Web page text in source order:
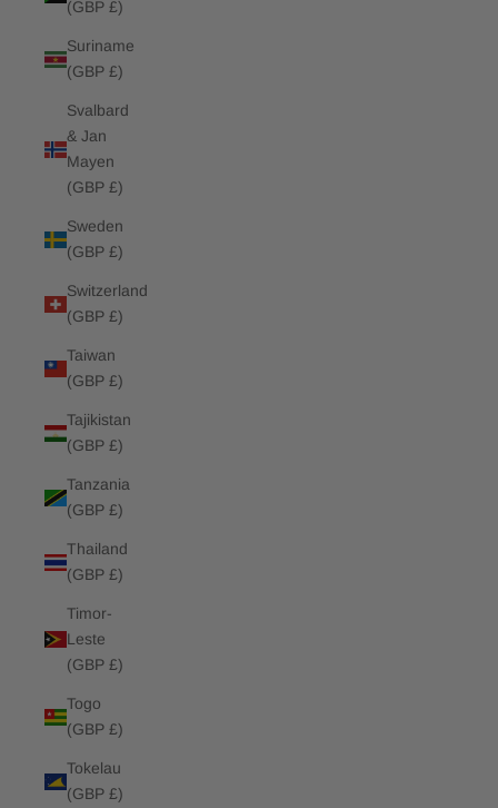
(GBP £)
Suriname
(GBP £)
Svalbard
& Jan
Mayen
(GBP £)
Sweden
(GBP £)
Switzerland
(GBP £)
Taiwan
(GBP £)
Tajikistan
(GBP £)
Tanzania
(GBP £)
Thailand
(GBP £)
Timor-
Leste
(GBP £)
Togo
(GBP £)
Tokelau
(GBP £)